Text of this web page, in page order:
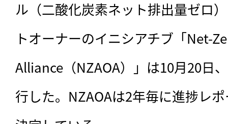
ル（二酸化炭素ネット排出量ゼロ
トオーナーのイニシアチブ「Net-
Alliance（NZAOA）」は10月20日
行した。NZAOAは2年毎に進捗レ